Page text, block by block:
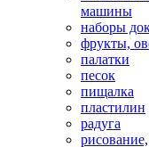
машины
наборы
фрукты,
палатки
песок
пищалка
пластилин
радуга
рисование,